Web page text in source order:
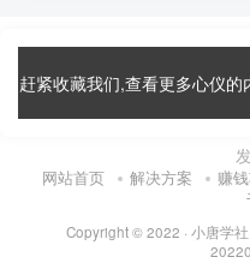
赶紧收藏我们,查看更多心仪的
网站首页 解决方案 赚
Copyright © 2022 · 小唐学社